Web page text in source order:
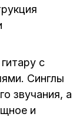
с
Синглы
звучания, а
и